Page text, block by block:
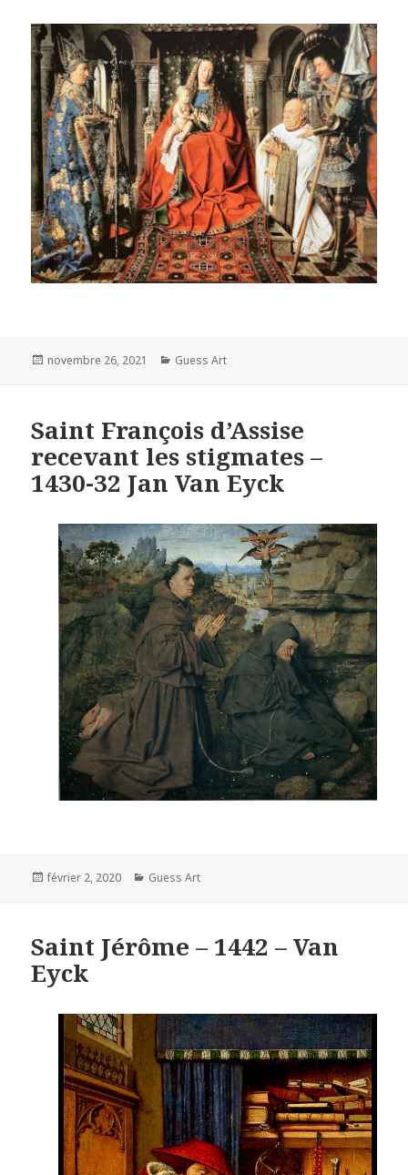
Posted
novembre 26, 2021 Categories
Guess Art
Saint François d’Assise
recevant les stigmates –
1430-32 Jan Van Eyck
Posted
février 2, 2020 Categories
Guess Art
Saint Jérôme – 1442 – Van
Eyck